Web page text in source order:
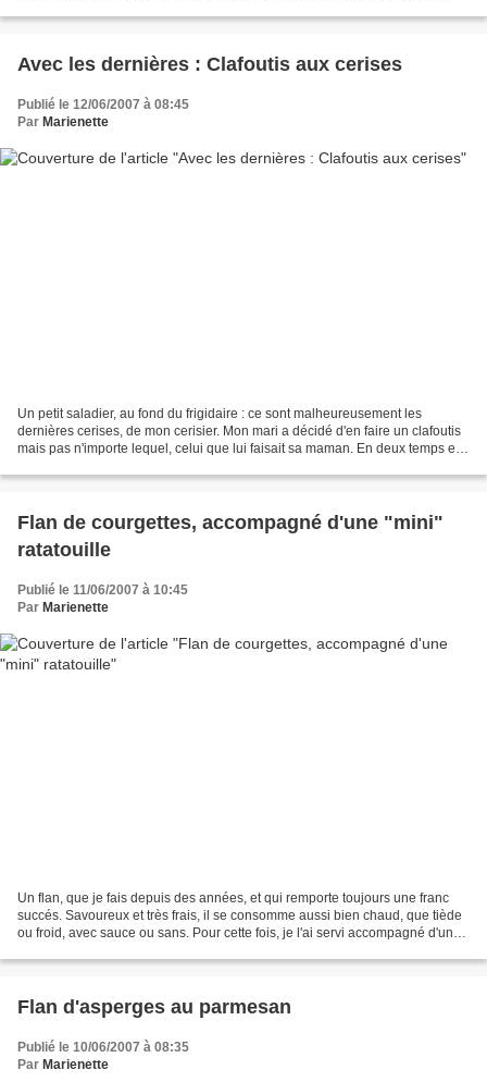
Avec les dernières : Clafoutis aux cerises
Publié le 12/06/2007 à 08:45
Par Marienette
Un petit saladier, au fond du frigidaire : ce sont malheureusement les
dernières cerises, de mon cerisier. Mon mari a décidé d'en faire un clafoutis
mais pas n'importe lequel, celui que lui faisait sa maman. En deux temps et
Flan de courgettes, accompagné d'une "mini"
ratatouille
Publié le 11/06/2007 à 10:45
Par Marienette
Un flan, que je fais depuis des années, et qui remporte toujours une franc
succés. Savoureux et très frais, il se consomme aussi bien chaud, que tiède
ou froid, avec sauce ou sans. Pour cette fois, je l'ai servi accompagné d'une
Flan d'asperges au parmesan
Publié le 10/06/2007 à 08:35
Par Marienette